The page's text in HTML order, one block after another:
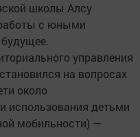
школы Алсу
с юными
управления
на вопросах
около
использования детьми
мобильности) —